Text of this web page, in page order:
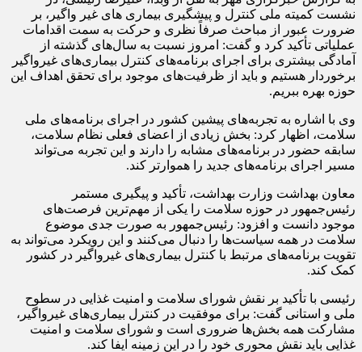
نشست کمیته ملی کنترل و پیشگیری بیماری های غیر واگیر، بر
ضرورت عبور از مباحث صرفاً نظری و حرکت به سمت اقدامات
عملیاتی تأکید کرد و گفت: امروز نسبت به سال‌های گذشته از
آمادگی بیشتری برای اجرای برنامه‌های کنترل بیماری‌های غیرواگیر
برخوردار هستیم و باید از ظرفیت‌های موجود برای تحقق اهداف این
حوزه بهره ببریم.
وی با اشاره به تجربه‌های پیشین کشور در اجرای برنامه‌های ملی
سلامت، اظهار کرد: بخش زیادی از اعضای فعلی نظام سلامت،
سابقه حضور در برنامه‌های مشابه را دارند و این تجربه می‌تواند
مسیر اجرای برنامه‌های جدید را هموارتر کند.
معاون بهداشت وزارت بهداشت، تأکید و پیگیری مستمر
رئیس‌جمهور در حوزه سلامت را یکی از مهم‌ترین فرصت‌های
موجود دانست و افزود: رئیس‌جمهور به صورت جدی موضوع
سلامت در همه سیاست‌ها را دنبال می‌کنند و این رویکرد می‌تواند به
تقویت برنامه‌های مرتبط با کنترل بیماری‌های غیرواگیر در کشور
کمک کند.
رئیسی با تأکید بر نقش شورای سلامت و امنیت غذایی در سطوح
ملی و استانی گفت: برای موفقیت در کنترل بیماری‌های غیرواگیر،
مشارکت همه بخش‌ها ضروری است و شورای سلامت و امنیت
غذایی باید نقش محوری خود را در این زمینه ایفا کند.